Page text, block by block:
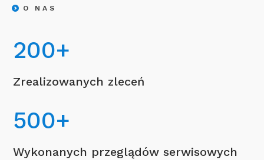
O NAS
200+
Zrealizowanych zleceń
500+
Wykonanych przeglądów serwisowych